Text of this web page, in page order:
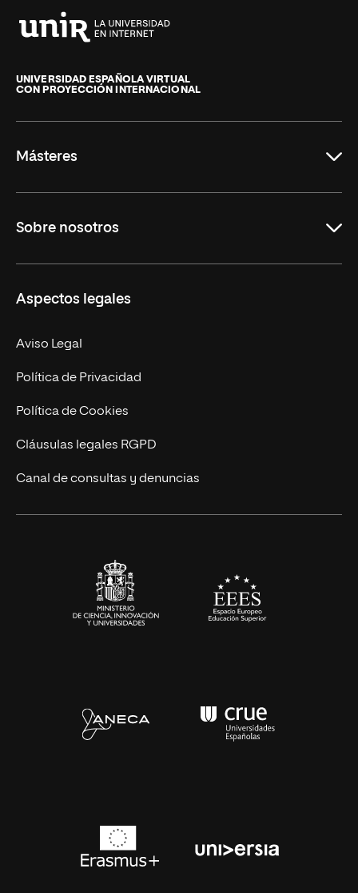
de
La
UNIVERSIDAD ESPAÑOLA VIRTUAL
CON PROYECCIÓN INTERNACIONAL
Másteres
Derecho
Empresa
MBA
Marketing y Comunicación
Ingeniería
Diseño
Ciencias de la Salud
Sobre nosotros
Nuestro Equipo
Contacto
Aspectos legales
Aviso Legal
Política de Privacidad
Política de Cookies
Cláusulas legales RGPD
Canal de consultas y denuncias